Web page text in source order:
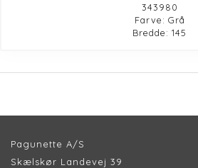
343980
Farve: Grå
Bredde: 145
Pagunette A/S
Skælskør Landevej 39